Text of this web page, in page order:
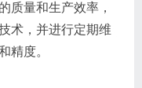
质量和生产效率，
术，并进行定期维
精度。